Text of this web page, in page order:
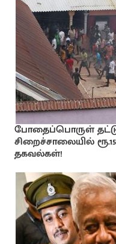
போதைப்பொருள்
சிறைச்சாலையில்
தகவல்கள்!